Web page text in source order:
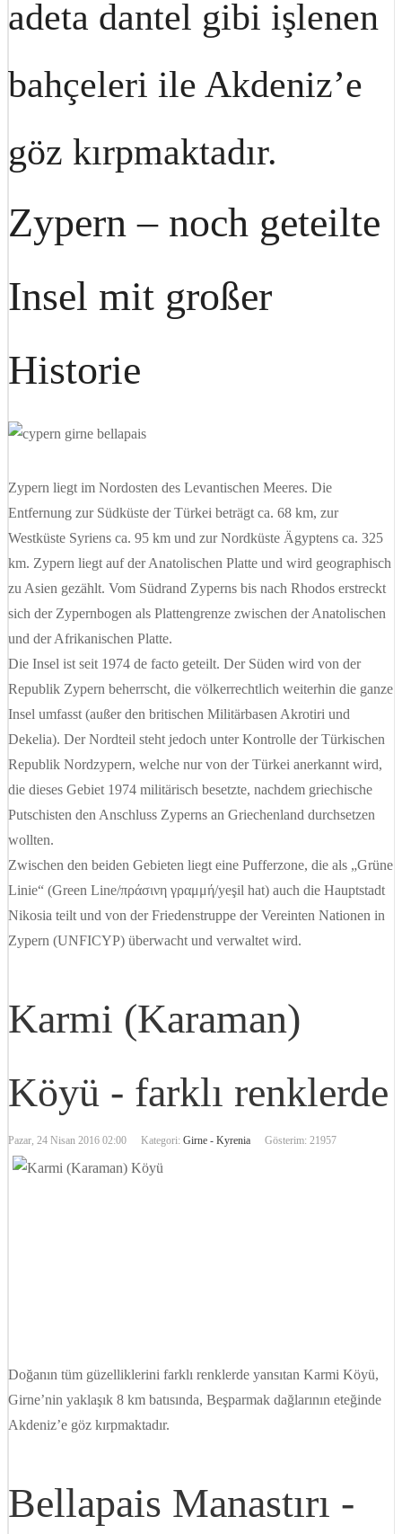
adeta dantel gibi işlenen
bahçeleri ile Akdeniz’e
göz kırpmaktadır.
Zypern – noch geteilte
Insel mit großer
Historie
Zypern liegt im Nordosten des Levantischen Meeres. Die
Entfernung zur Südküste der Türkei beträgt ca. 68 km, zur
Westküste Syriens ca. 95 km und zur Nordküste Ägyptens ca. 325
km. Zypern liegt auf der Anatolischen Platte und wird geographisch
zu Asien gezählt. Vom Südrand Zyperns bis nach Rhodos erstreckt
sich der Zypernbogen als Plattengrenze zwischen der Anatolischen
und der Afrikanischen Platte.
Die Insel ist seit 1974 de facto geteilt. Der Süden wird von der
Republik Zypern beherrscht, die völkerrechtlich weiterhin die ganze
Insel umfasst (außer den britischen Militärbasen Akrotiri und
Dekelia). Der Nordteil steht jedoch unter Kontrolle der Türkischen
Republik Nordzypern, welche nur von der Türkei anerkannt wird,
die dieses Gebiet 1974 militärisch besetzte, nachdem griechische
Putschisten den Anschluss Zyperns an Griechenland durchsetzen
wollten.
Zwischen den beiden Gebieten liegt eine Pufferzone, die als „Grüne
Linie“ (Green Line/πράσινη γραμμή/yeşil hat) auch die Hauptstadt
Nikosia teilt und von der Friedenstruppe der Vereinten Nationen in
Zypern (UNFICYP) überwacht und verwaltet wird.
Karmi (Karaman)
Köyü - farklı renklerde
Pazar, 24 Nisan 2016 02:00 Kategori: Girne - Kyrenia Gösterim: 21957
Doğanın tüm güzelliklerini farklı renklerde yansıtan Karmi Köyü,
Girne’nin yaklaşık 8 km batısında, Beşparmak dağlarının eteğinde
Akdeniz’e göz kırpmaktadır.
Bellapais Manastırı -